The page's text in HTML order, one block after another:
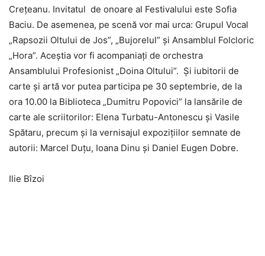
Crețeanu. Invitatul de onoare al Festivalului este Sofia
Baciu. De asemenea, pe scenă vor mai urca: Grupul Vocal
„Rapsozii Oltului de Jos”, „Bujorelul” și Ansamblul Folcloric
„Hora”. Aceștia vor fi acompaniați de orchestra
Ansamblului Profesionist „Doina Oltului”. Și iubitorii de
carte și artă vor putea participa pe 30 septembrie, de la
ora 10.00 la Biblioteca „Dumitru Popovici” la lansările de
carte ale scriitorilor: Elena Turbatu-Antonescu și Vasile
Spătaru, precum și la vernisajul expozițiilor semnate de
autorii: Marcel Duțu, Ioana Dinu și Daniel Eugen Dobre.
Ilie Bîzoi